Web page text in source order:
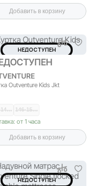
Добавить в корзину
НЕДОСТУПЕН
Outventure Kids Jkt
14… 146-15…
от 1 часа
Добавить в корзину
НЕДОСТУПЕН